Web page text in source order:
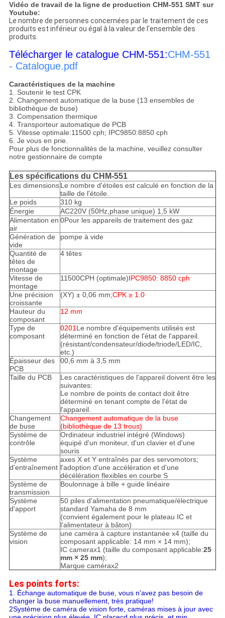
Vidéo de travail de la ligne de production CHM-551 SMT sur
Youtube:
Le nombre de personnes concernées par le traitement de ces
produits est inférieur ou égal à la valeur de l'ensemble des
produits.
Télécharger le catalogue CHM-551:CHM-551
- Catalogue.pdf
Caractéristiques de la machine
1. Soutenir le test CPK
2. Changement automatique de la buse (13 ensembles de
bibliothèque de buse)
3. Compensation thermique
4. Transporteur automatique de PCB
5. Vitesse optimale:11500 cph; IPC9850:8850 cph
6. Je vous en prie.
Pour plus de fonctionnalités de la machine, veuillez consulter
notre gestionnaire de compte
Les spécifications du CHM-551
Les dimensionsLe nombre d'étoiles est calculé en fonction de la
taille de l'étoile.
Le poids
310 kg
Énergie
AC220V (50Hz,phase unique) 1,5 kW
Alimentation en
air
0Pour les appareils de traitement des gaz
Génération de
vide
pompe à vide
Quantité de
têtes de
montage
4 têtes
Vitesse de
montage
11500CPH (optimale)IPC9850: 8850 cph
Une précision
croissante
(XY) ± 0,06 mm;CPK ≥ 1.0
Hauteur du
composant
12 mm
Type de
composant
0201Le nombre d'équipements utilisés est
déterminé en fonction de l'état de l'appareil.
(résistant/condensateur/diode/triode/LED/IC,
etc.)
Épaisseur des
PCB
00,6 mm à 3,5 mm
Taille du PCB
Les caractéristiques de l'appareil doivent être les
suivantes:
Le nombre de points de contact doit être
déterminé en tenant compte de l'état de
l'appareil.
Changement
de buse
Changement automatique de la buse
(bibliothèque de 13 trous)
Système de
contrôle
Ordinateur industriel intégré (Windows)
équipé d'un moniteur, d'un clavier et d'une
souris
Système
d'entraînement
axes X et Y entraînés par des servomotors;
l'adoption d'une accélération et d'une
décélération flexibles en courbe S
Système de
transmission
Boulonnage à bille + guide linéaire
Système
d'apport
50 piles d'alimentation pneumatique/électrique
standard Yamaha de 8 mm
(convient également pour le plateau IC et
l'alimentateur à bâton)
Système de
vision
une caméra à capture instantanée x4 (taille du
composant applicable: 14 mm × 14 mm);
IC camerax1 (taille du composant applicable:25
mm × 25 mm);
Marque camérax2
Les points forts:
1. Échange automatique de buse, vous n'avez pas besoin de
changer la buse manuellement, très pratique!
2Système de caméra de vision forte, caméras mises à jour avec